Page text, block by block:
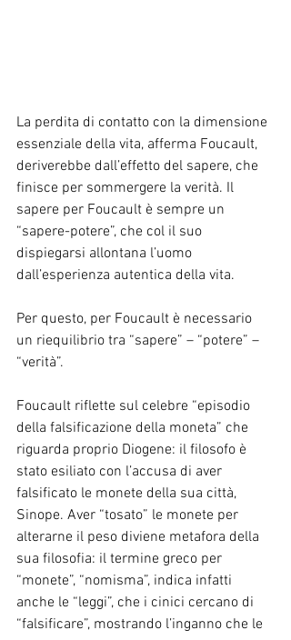
La perdita di contatto con la dimensione
essenziale della vita, afferma Foucault,
deriverebbe dall’effetto del sapere, che
finisce per sommergere la verità. Il
sapere per Foucault è sempre un
“sapere-potere”, che col il suo
dispiegarsi allontana l’uomo
dall’esperienza autentica della vita.
Per questo, per Foucault è necessario
un riequilibrio tra “sapere” – “potere” –
“verità”.
Foucault riflette sul celebre “episodio
della falsificazione della moneta” che
riguarda proprio Diogene: il filosofo è
stato esiliato con l’accusa di aver
falsificato le monete della sua città,
Sinope. Aver “tosato” le monete per
alterarne il peso diviene metafora della
sua filosofia: il termine greco per
“monete”, “nomisma”, indica infatti
anche le “leggi”, che i cinici cercano di
“falsificare”, mostrando l’inganno che le